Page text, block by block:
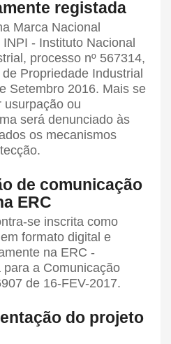
registada
Marca Nacional
- Instituto Nacional
processo nº 567314,
Propriedade Industrial
Setembro 2016. Mais se
usurpação ou
será denunciado às
os mecanismos
de comunicação
ERC
se inscrita como
formato digital e
na ERC -
a Comunicação
de 16-FEV-2017.
do projeto